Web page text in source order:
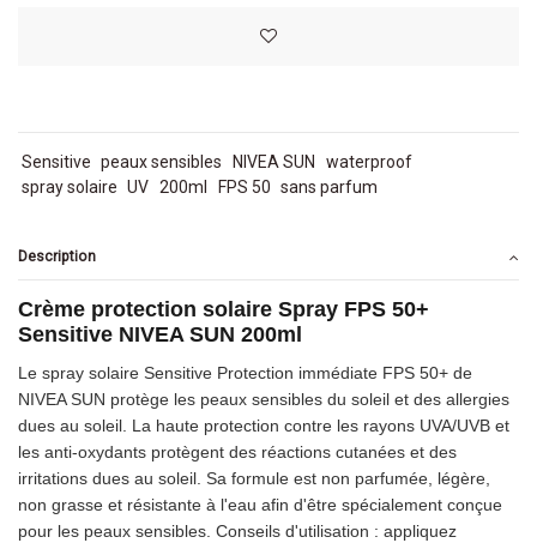
Sensitive peaux sensibles NIVEA SUN
waterproof
spray solaire UV 200ml FPS 50 sans parfum
Description
Crème protection solaire Spray FPS 50+
Sensitive NIVEA SUN 200ml
Le spray solaire Sensitive Protection immédiate FPS 50+ de
NIVEA SUN protège les peaux sensibles du soleil et des allergies
dues au soleil. La haute protection contre les rayons UVA/UVB et
les anti-oxydants protègent des réactions cutanées et des
irritations dues au soleil. Sa formule est non parfumée, légère,
non grasse et résistante à l'eau afin d'être spécialement conçue
pour les peaux sensibles. Conseils d'utilisation : appliquez